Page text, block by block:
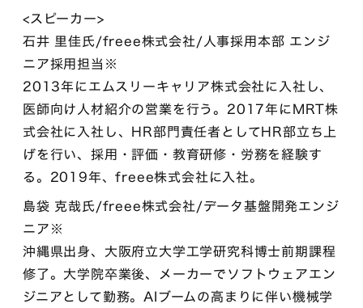
<スピーカー>
石井 里佳氏/freee株式会社/人事採用本部 エンジ
ニア採用担当※
2013年にエムスリーキャリア株式会社に入社し、
医師向け人材紹介の営業を行う。2017年にMRT株
式会社に入社し、HR部門責任者としてHR部立ち上
げを行い、採用・評価・教育研修・労務を経験す
る。2019年、freee株式会社に入社。
島袋 克哉氏/freee株式会社/データ基盤開発エンジ
ニア※
沖縄県出身、大阪府立大学工学研究科博士前期課程
修了。大学院卒業後、メーカーでソフトウェアエン
ジニアとして勤務。AIブームの高まりに伴い機械学